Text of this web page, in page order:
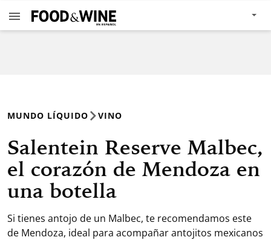
MUNDO LÍQUIDO VINO
Salentein Reserve Malbec,
el corazón de Mendoza en
una botella
Si tienes antojo de un Malbec, te recomendamos este
de Mendoza, ideal para acompañar antojitos mexicanos